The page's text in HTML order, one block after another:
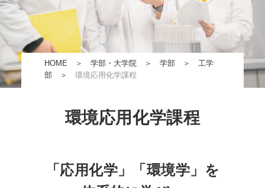
HOME ＞ 学部・大学院＞ 学部＞ 工学
部＞ 環境応用化学課程
環境応用化学課程
「応用化学」「環境学」を